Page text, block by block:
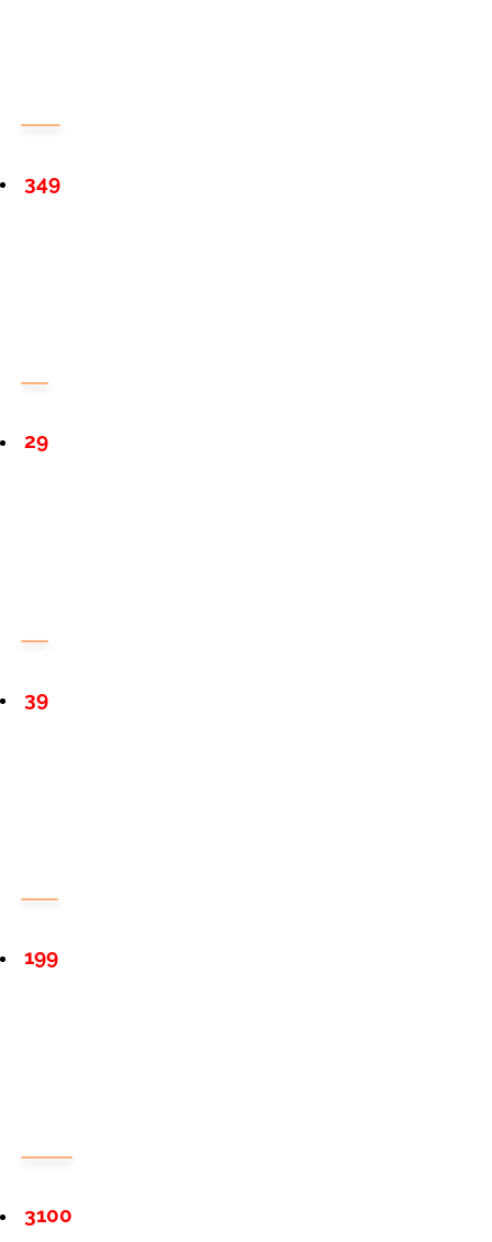
349
29
39
199
3100